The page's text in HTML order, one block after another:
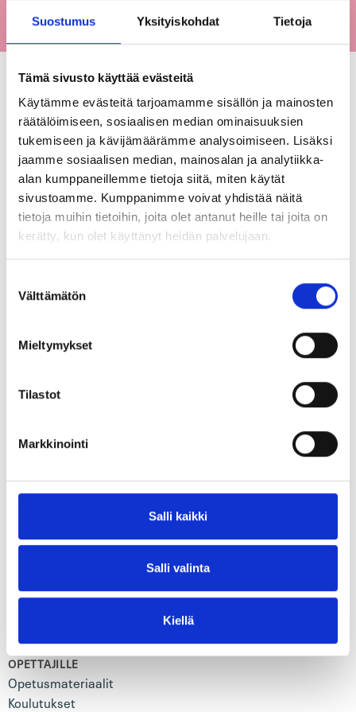
Suostumus Yksityiskohdat Tietoja
Tämä sivusto käyttää evästeitä
Käytämme evästeitä tarjoamamme sisällön ja mainosten
räätälöimiseen, sosiaalisen median ominaisuuksien
tukemiseen ja kävijämäärämme analysoimiseen. Lisäksi
jaamme sosiaalisen median, mainosalan ja analytiikka-
alan kumppaneillemme tietoja siitä, miten käytät
sivustoamme. Kumppanimme voivat yhdistää näitä
tietoja muihin tietoihin, joita olet antanut heille tai joita on
kerätty, kun olet käyttänyt heidän palvelujaan.
valinta
Välttämätön
Mieltymykset
Tilastot
Markkinointi
Salli kaikki
Salli valinta
Kiellä
Tietoa säätiöstä
PUKSTAAVI
Hallinto
SAAVUTETTAVUUSSELOSTE
TIETOSUOJASELOSTE
OPETTAJILLE
Opetusmateriaalit
Koulutukset